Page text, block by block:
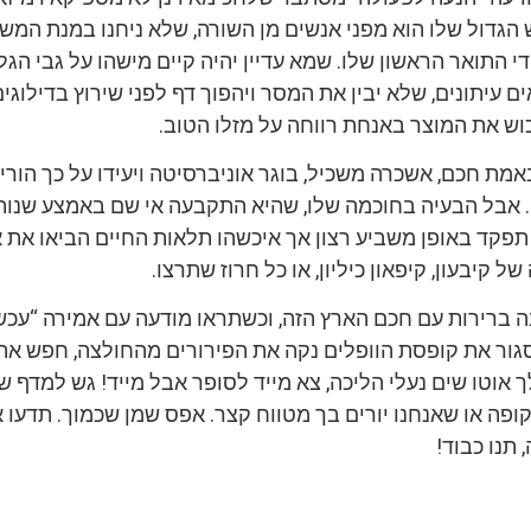
הגדול שלו הוא מפני אנשים מן השורה, שלא ניחנו במנת
התואר הראשון שלו. שמא עדיין יהיה קיים מישהו על גבי
עיתונים, שלא יבין את המסר ויהפוך דף לפני שירוץ
את המוצר באנחת רווחה על מזלו הטוב.
חכם, אשכרה משכיל, בוגר אוניברסיטה ויעידו על כך
אבל הבעיה בחוכמה שלו, שהיא התקבעה אי שם באמצע
תפקד באופן משביע רצון אך איכשהו תלאות החיים הביאו את
קיבעון, קיפאון כיליון, או כל חרוז שתרצו.
ברירות עם חכם הארץ הזה, וכשתראו מודעה עם אמירה
את קופסת הוופלים נקה את הפירורים מהחולצה, חפש
אוטו שים נעלי הליכה, צא מייד לסופר אבל מייד! גש למדף
או שאנחנו יורים בך מטווח קצר. אפס שמן שכמוך.
כבוד!